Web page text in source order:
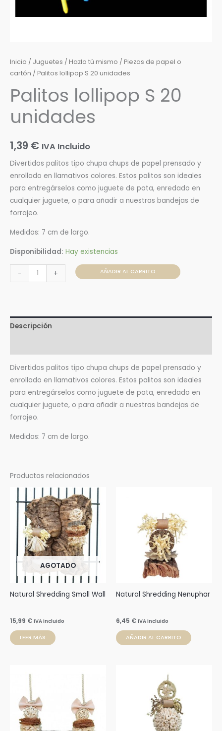
Inicio / Juguetes / Hazlo tú mismo / Piezas de papel o
cartón / Palitos lollipop S 20 unidades
Palitos lollipop S 20
unidades
1,39 € IVA Incluido
Divertidos palitos tipo chupa chups de papel prensado y
enrollado en llamativos colores. Estos palitos son ideales
para entregárselos como juguete de pata, enredado en
cualquier juguete, o para añadir a nuestras bandejas de
forrajeo.
Medidas: 7 cm de largo.
Disponibilidad: Hay existencias
- + AÑADIR AL CARRITO
Descripción
Divertidos palitos tipo chupa chups de papel prensado y
enrollado en llamativos colores. Estos palitos son ideales
para entregárselos como juguete de pata, enredado en
cualquier juguete, o para añadir a nuestras bandejas de
forrajeo.
Medidas: 7 cm de largo.
Productos relacionados
AGOTADO
Natural Shredding Small Wall
15,99 € IVA Incluido
LEER MÁS
Natural Shredding Nenuphar
6,45 € IVA Incluido
AÑADIR AL CARRITO